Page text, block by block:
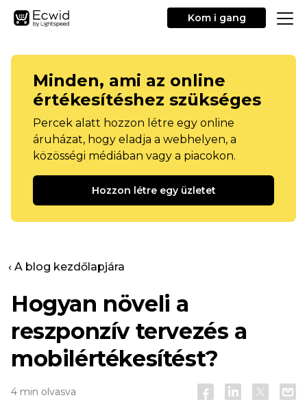
Kom i gang
Minden, ami az online
értékesítéshez szükséges
Percek alatt hozzon létre egy online
áruházat, hogy eladja a webhelyen, a
közösségi médiában vagy a piacokon.
Hozzon létre egy üzletet
‹ A blog kezdőlapjára
Hogyan növeli a
reszponzív tervezés a
mobilértékesítést?
4 min olvasva